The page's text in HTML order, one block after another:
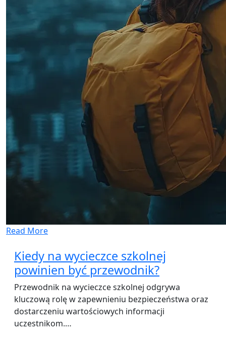
Read More
Kiedy na wycieczce szkolnej
powinien być przewodnik?
Przewodnik na wycieczce szkolnej odgrywa
kluczową rolę w zapewnieniu bezpieczeństwa oraz
dostarczeniu wartościowych informacji
uczestnikom.…